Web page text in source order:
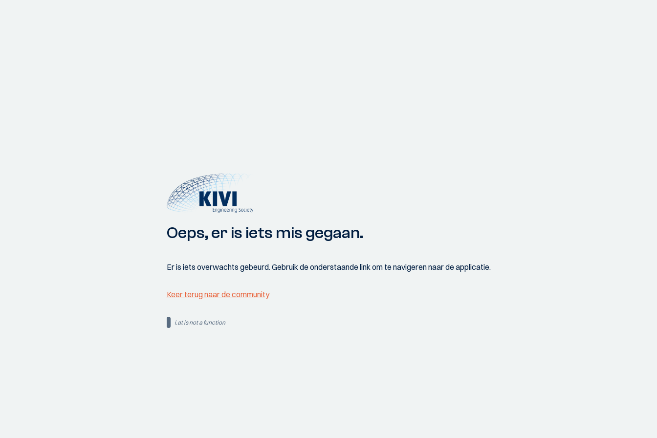
Oeps, er is iets mis gegaan.
Er is iets overwachts gebeurd. Gebruik de onderstaande link om te navigeren naar de applicatie.
Keer terug naar de community
i.at is not a function